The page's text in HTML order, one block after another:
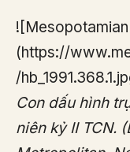
(https://
/
Con dấu hình
niên kỷ II TCN.